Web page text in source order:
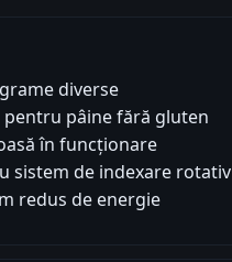
diverse
pentru pâine fără gluten
în funcționare
sistem de indexare rotativ
redus de energie